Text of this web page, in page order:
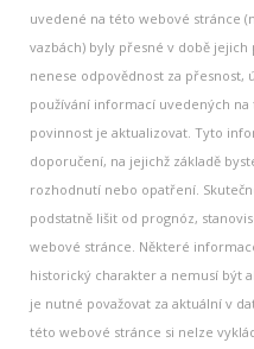
uvedené na této webové stránce
vazbách) byly přesné v době
nenese odpovědnost za přesnost,
používání informací uvedených
povinnost je aktualizovat. Tyto
doporučení, na jejichž základě
rozhodnutí nebo opatření.
podstatně lišit od prognóz,
webové stránce. Některé
historický charakter a nemusí být
je nutné považovat za aktuální v
této webové stránce si nelze